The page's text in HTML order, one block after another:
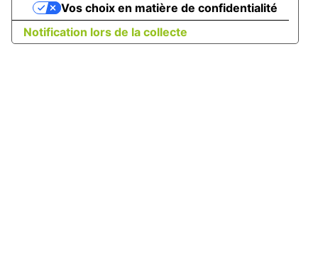
Notification lors de la collecte
Vos choix en matière de confidentialité